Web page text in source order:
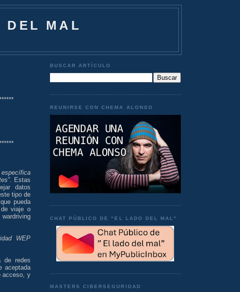
DEL MAL
específica
. Estas
datos
tipo de
pueda
viaje o
WEP
de redes
aceptada
acceso, y
BUSCAR ARTÍCULO
REUNIRSE CON CHEMA ALONSO
CHAT PÚBLICO DE "EL LADO DEL MAL"
MASTERS CIBERSEGURIDAD